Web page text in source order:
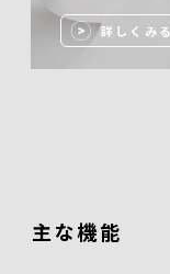
詳しくみる
主な機能